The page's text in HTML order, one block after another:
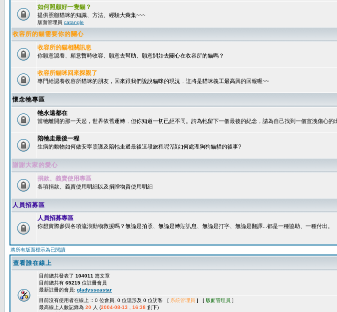
如何照顧好一隻貓？
提供照顧貓咪的知識、方法、經驗大彙集~~~
版面管理員 catangle
收容所的貓需要你的關心
收容所的貓相關訊息
你願意認養、願意暫時收容、願意去幫助、願意開始去關心在收容所的貓嗎？
收容所貓咪回來探親了
專門給認養收容所貓咪的朋友，回來跟我們說說貓咪的現況，這將是貓咪義工最高興的回報喔~~
懷念牠專區
牠永遠都在
當牠離開的那一天起，世界依舊運轉，但你知道一切已經不同。請為牠留下一個最後的紀念，請為自己找到一個宣洩傷心的
陪牠走最後一程
生病的動物如何做安寧照護及陪牠走過最後這段旅程呢?該如何處理狗狗貓貓的後事?
謝謝大家的愛心
捐款、義賣使用專區
各項捐款、義賣使用明細以及捐贈物資使用明細
人員招募區
人員招募專區
你想實際參與各項流浪動物救援嗎？無論是拍照、無論是轉貼訊息、無論是打字、無論是翻譯...都是一種協助、一種付出。
將所有版面標示為已閱讀
查看誰在線上
目前總共發表了 104011 篇文章
目前總共有 65215 位註冊會員
最新註冊的會員: gladysseastar
目前沒有使用者在線上 :: 0 位會員, 0 位隱形及 0 位訪客 [ 系統管理員 ] [ 版面管理員 ]
最高線上人數記錄為 20 人 (2004-08-13 , 16:38 創下)